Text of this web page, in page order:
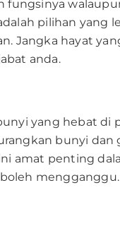
pilihan yang
Jangka hayat
anda.
yang hebat di
bunyi
amat penting
mengganggu.